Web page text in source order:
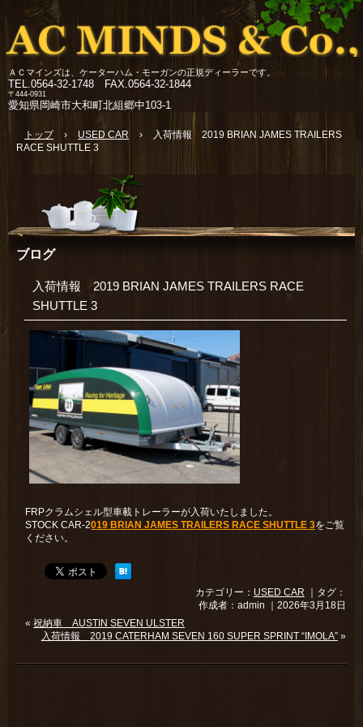
ＡＣマインズは、ケーターハム・モーガンの正規ディーラーです。
TEL.0564-32-1748 FAX.0564-32-1844
〒444-0931
愛知県岡崎市大和町北組郷中103-1
トップ › USED CAR ›
入荷情報 2019 BRIAN JAMES TRAILERS
RACE SHUTTLE 3
ブログ
入荷情報 2019 BRIAN JAMES TRAILERS RACE
SHUTTLE 3
FRPクラムシェル型車載トレーラーが入荷いたしました。
STOCK CAR-2019 BRIAN JAMES TRAILERS RACE SHUTTLE 3をご覧
ください。
カテゴリー： USED CAR ｜タグ：
作成者：admin ｜2026年3月18日
«祝納車 AUSTIN SEVEN ULSTER
入荷情報 2019 CATERHAM SEVEN 160 SUPER SPRINT “IMOLA”»